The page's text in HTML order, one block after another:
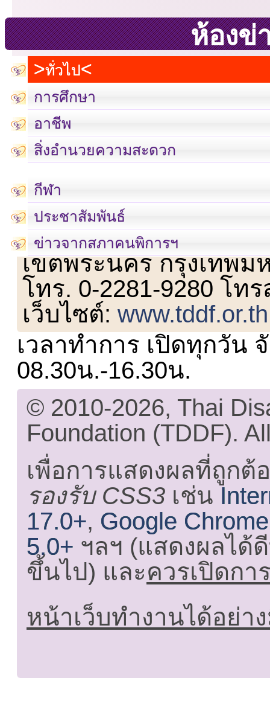
ห้องข่
ทั่วไป
การศึกษา
อาชีพ
สิ่งอำนวยความสะดวก
กีฬา
ประชาสัมพันธ์
ข่าวจากสภาคนพิการฯ
เลขที่ 23 ชั้น 2 ถนนวิ
เขตพระนคร กรุงเทพม
โทร. 0-2281-9280 โท
เว็บไซต์:www.tddf.or.th
เวลาทำการ เปิดทุกวัน
08.30น.-16.30น.
© 2010-2026, Thai
Foundation (TDDF).
เพื่อการแสดงผลที่ถูกต้
รองรับ CSS3 เช่น
17.0+, Google
5.0+ ฯลฯ (แสดงผลได้
ขึ้นไป) และควรเปิดกา
หน้าเว็บทำงานได้อย่า